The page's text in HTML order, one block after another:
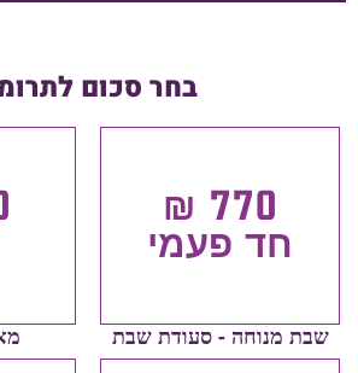
בחר סכום
770 ₪
חד פעמי
שבת מנוחה - סעודת שבת